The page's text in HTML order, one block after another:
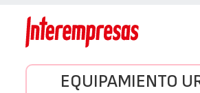
EQUIPAMIENTO